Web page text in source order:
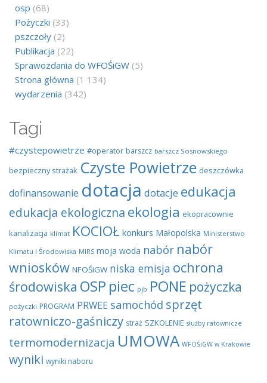
osp (68)
Pożyczki (33)
pszczoły (2)
Publikacja (22)
Sprawozdania do WFOŚiGW (5)
Strona główna (1 134)
wydarzenia (342)
Tagi
#czystepowietrze #operator barszcz barszcz Sosnowskiego
bezpieczny strażak Czyste Powietrze deszczówka
dofinansowanie dotacja dotacje edukacja
edukacja ekologiczna ekologia ekopracownie
kanalizacja klimat KOCIOŁ konkurs Małopolska Ministerstwo
Klimatu i Środowiska MIRS moja woda nabór nabór
wniosków NFOŚiGW niska emisja ochrona
środowiska OSP piec pjb PONE pożyczka
pożyczki PROGRAM PRWEE samochód sprzęt
ratowniczo-gaśniczy straż SZKOLENIE służby ratownicze
termomodernizacja UMOWA WFOŚiGW w Krakowie
wyniki wyniki naboru